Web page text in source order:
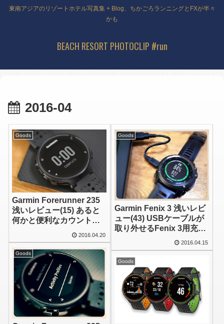
東南アジアのリゾートホテル写真集 + Blog、ちかごろランニングとFXが半々
かも
BEACH RESORT PHOTOCLIP #run
2016-04
Goods
Garmin Forerunner 235
浅いレビュー(15) あると
何かと便利なカウントダ
らナシ
2016.04.20
Goods
Garmin Fenix 3 浅いレビ
ュー(43) USBケーブルが
取り外せるFenix 3用充電
クレードルは光学式心拍
計内蔵モデルでは使えな
い【追記あり】
2016.04.15
Goods
Goods